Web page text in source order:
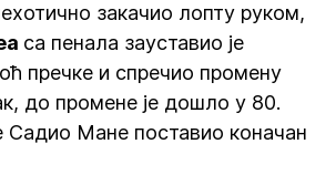
закачио лопту руком,
са пенала зауставио је
пречке и спречио промену
до промене је дошло у 80.
Садио Мане поставио коначан